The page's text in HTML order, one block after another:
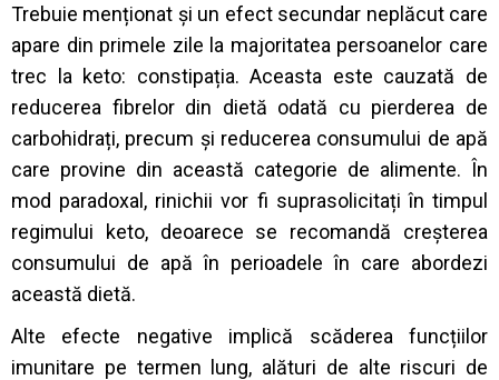
Trebuie menționat și un efect secundar neplăcut care
apare din primele zile la majoritatea persoanelor care
trec la keto: constipația. Aceasta este cauzată de
reducerea fibrelor din dietă odată cu pierderea de
carbohidrați, precum și reducerea consumului de apă
care provine din această categorie de alimente. În
mod paradoxal, rinichii vor fi suprasolicitați în timpul
regimului keto, deoarece se recomandă creșterea
consumului de apă în perioadele în care abordezi
această dietă.
Alte efecte negative implică scăderea funcțiilor
imunitare pe termen lung, alături de alte riscuri de